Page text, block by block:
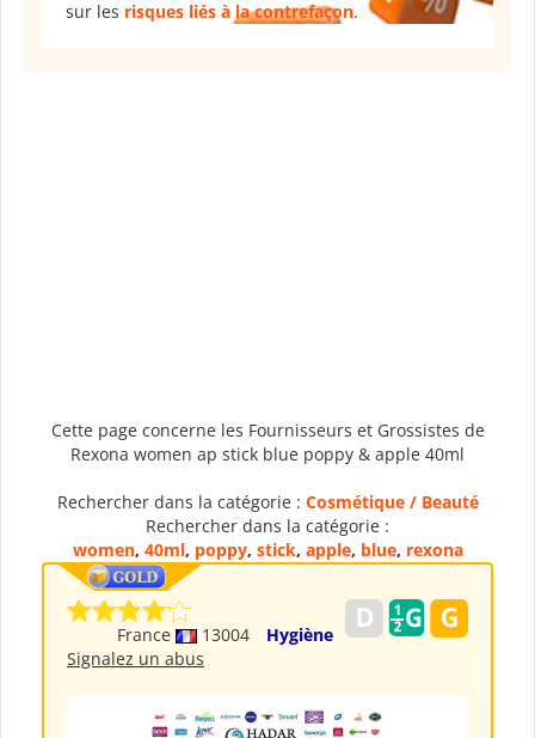
sur les risques liés à la contrefaçon.
Cette page concerne les Fournisseurs et Grossistes de
Rexona women ap stick blue poppy & apple 40ml
Rechercher dans la catégorie : Cosmétique / Beauté
Rechercher dans la catégorie :
women, 40ml, poppy, stick, apple, blue, rexona
France 13004
Hygiène
Signalez un abus